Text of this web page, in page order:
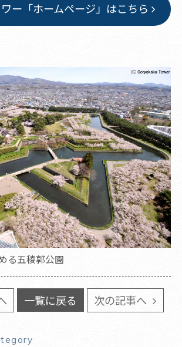
ー「ホームページ」はこちら
る五稜郭公園
一覧に戻る 次の記事へ